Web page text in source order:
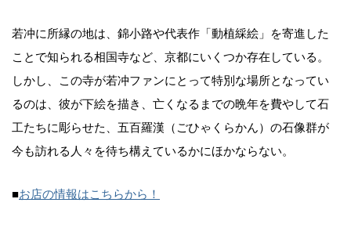
若冲に所縁の地は、錦小路や代表作「動植綵絵」を寄進した
ことで知られる相国寺など、京都にいくつか存在している。
しかし、この寺が若冲ファンにとって特別な場所となってい
るのは、彼が下絵を描き、亡くなるまでの晩年を費やして石
工たちに彫らせた、五百羅漢（ごひゃくらかん）の石像群が
今も訪れる人々を待ち構えているかにほかならない。
■お店の情報はこちらから！